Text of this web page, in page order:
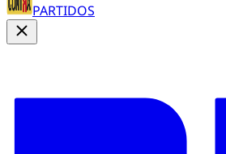
PARTIDOS